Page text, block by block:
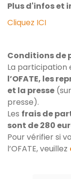
Plus d'infos et
Cliquez ICI
Conditions de
La participation
l’OFATE, les
et la presse
presse).
Les frais de
sont de 280
Pour vérifier si
l’OFATE, veuillez